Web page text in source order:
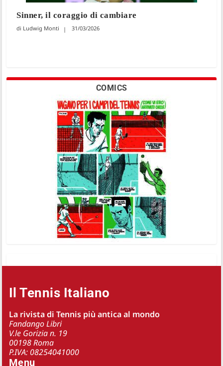
Sinner, il coraggio di cambiare
Ludwig Monti 31/03/2026
COMICS
Il Tennis Italiano
La rivista di Tennis più antica al mondo
Fandango Libri
V.le Gorizia n. 19
00198 Roma
P.IVA: 08254041000
Menu